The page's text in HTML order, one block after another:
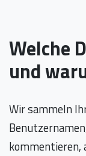
Welche
und
Wir sammeln
kommentieren,